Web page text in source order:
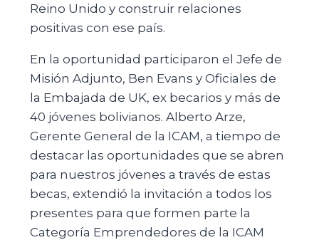
Reino Unido y construir relaciones
positivas con ese país.
En la oportunidad participaron el Jefe de
Misión Adjunto, Ben Evans y Oficiales de
la Embajada de UK, ex becarios y más de
40 jóvenes bolivianos. Alberto Arze,
Gerente General de la ICAM, a tiempo de
destacar las oportunidades que se abren
para nuestros jóvenes a través de estas
becas, extendió la invitación a todos los
presentes para que formen parte la
Categoría Emprendedores de la ICAM